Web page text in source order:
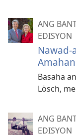
ANG
EDISYON
Amahan
Basaha
Lösch,
ANG
EDISYON